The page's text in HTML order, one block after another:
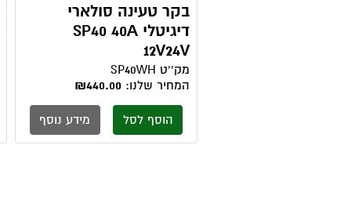
בקר טעינה סולארי
דיגיטלי SP40 40A
12V24V
מק''ט SP40WH
המחיר שלנו: ₪440.00
הוסף לסל מידע נוסף